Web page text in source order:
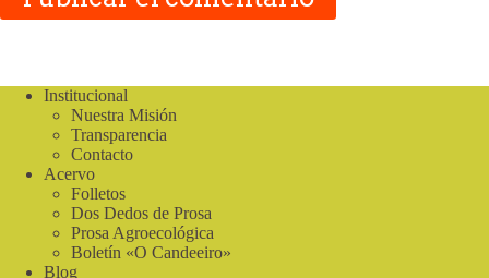
Institucional
Nuestra Misión
Transparencia
Contacto
Acervo
Folletos
Dos Dedos de Prosa
Prosa Agroecológica
Boletín «O Candeeiro»
Blog